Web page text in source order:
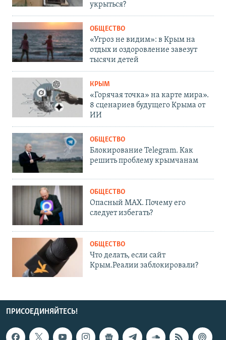
укрыться?
ОБЩЕСТВО
«Угроз не видим»: в Крым на
отдых и оздоровление завезут
тысячи детей
КРЫМ
«Горячая точка» на карте мира».
8 сценариев будущего Крыма от
ИИ
ОБЩЕСТВО
Блокирование Telegram. Как
решить проблему крымчанам
ОБЩЕСТВО
Опасный MAX. Почему его
следует избегать?
ОБЩЕСТВО
Что делать, если сайт
Крым.Реалии заблокировали?
ПРИСОЕДИНЯЙТЕСЬ!